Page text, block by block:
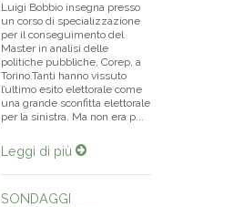
Luigi Bobbio insegna presso
un corso di specializzazione
per il conseguimento del
Master in analisi delle
politiche pubbliche, Corep, a
Torino.Tanti hanno vissuto
l’ultimo esito elettorale come
una grande sconfitta elettorale
per la sinistra. Ma non era p...
Leggi di più
SONDAGGI